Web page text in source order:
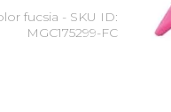
fucsia - SKU ID:
MGC175299-FC